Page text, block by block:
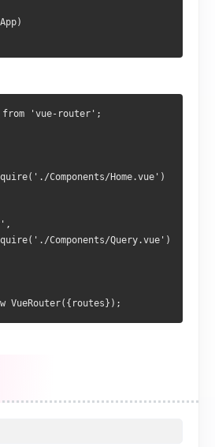
from 'vue-router';
Components/Home.vue')
Components/Query.vue')
VueRouter({routes});